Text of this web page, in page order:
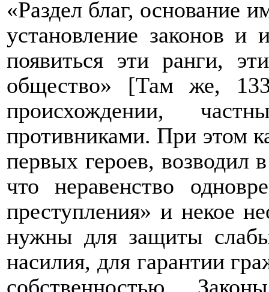
«Раздел благ, основание
установление законов и
появиться эти ранги,
общество» [Там же,
происхождении,
противниками. При этом
первых героев, возводил
что неравенство
преступления» и некое
нужны для защиты
насилия, для гарантии
собственностью.